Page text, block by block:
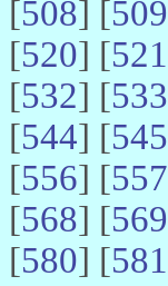
[508] [509
[520] [521
[532] [533
[544] [545
[556] [557
[568] [569
[580] [581